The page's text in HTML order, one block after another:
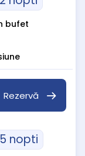
bufet
Rezervă
nopti